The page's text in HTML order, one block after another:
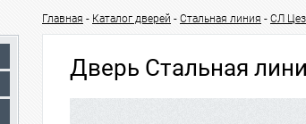
Главная - Каталог дверей - Стальная линия - СЛ
Дверь Стальная